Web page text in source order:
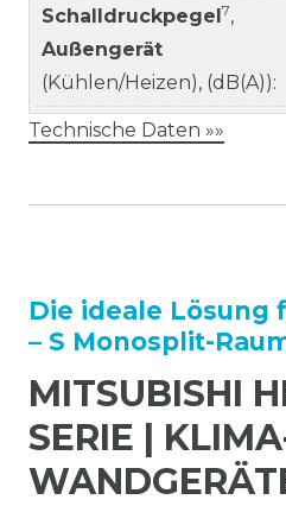
Schalldruckpegel 7,
Außengerät
(Kühlen/Heizen), (dB(A)):
Technische Daten »»
Die ideale Lösung
– S Monosplit-
MITSUBISHI
SERIE |